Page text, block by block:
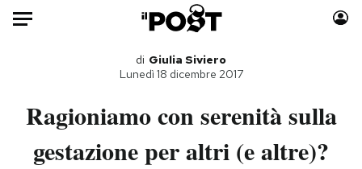
Auto
Italia
Mondo
Libri
di Giulia Siviero
Lunedì 18 dicembre 2017
Ragioniamo con serenità sulla
gestazione per altri (e altre)?